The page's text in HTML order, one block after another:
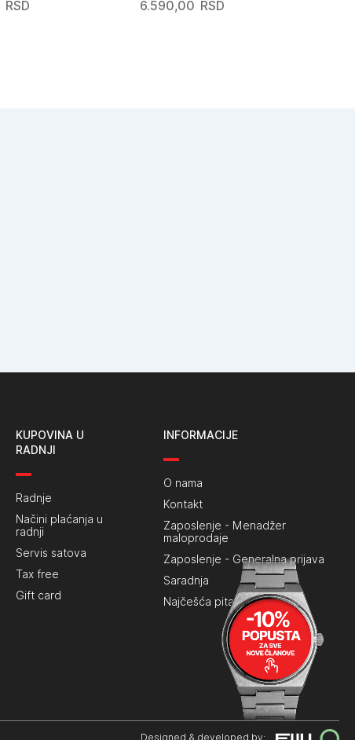
RSD 6.590,00 RSD
KUPOVINA U
RADNJI
Radnje
Načini plaćanja u
radnji
Servis satova
Tax free
Gift card
INFORMACIJE
O nama
Kontakt
Zaposlenje - Menadžer
maloprodaje
Zaposlenje - Generalna prijava
Saradnja
Najčešća pitanja
Designed & developed by: